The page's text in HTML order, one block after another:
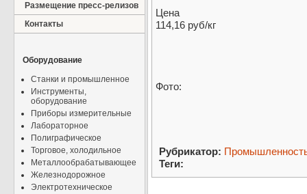
Размещение пресс-релизов
Контакты
Оборудование
Станки и промышленное
Инструменты,
оборудование
Приборы измерительные
Лабораторное
Полиграфическое
Торговое, холодильное
Металлообрабатывающее
Железнодорожное
Электротехническое
Цена
114,16 руб/кг
Фото:
Рубрикатор:
Теги: